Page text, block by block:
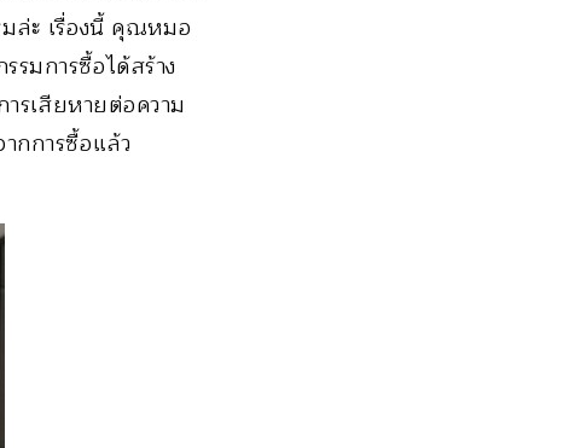
ล่ะ เรื่องนี้ คุณหมอ
มการซื้อได้สร้าง
รเสียหายต่อความ
กการซื้อแล้ว